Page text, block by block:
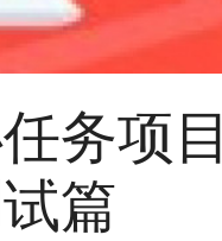
务项目
篇